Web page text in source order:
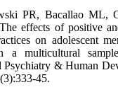
PR, Bacallao ML,
The effects of positive
on adolescent
in a multicultural
Psychiatry & Human
45.